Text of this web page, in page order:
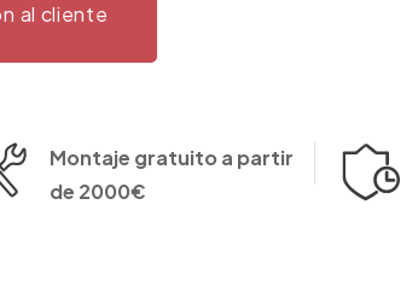
al cliente
Montaje gratuito a partir
de 2000€